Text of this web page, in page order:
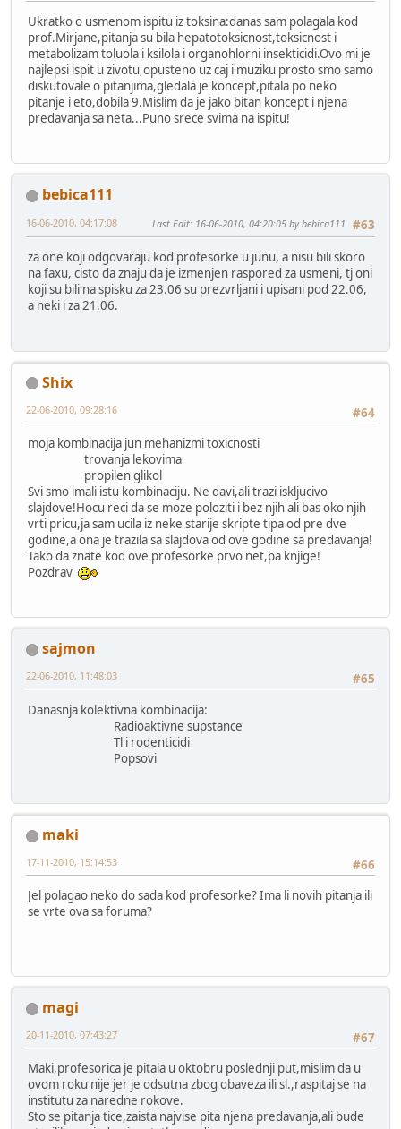
Ukratko o usmenom ispitu iz toksina:danas sam polagala kod
prof.Mirjane,pitanja su bila hepatotoksicnost,toksicnost i
metabolizam toluola i ksilola i organohlorni insekticidi.Ovo mi je
najlepsi ispit u zivotu,opusteno uz caj i muziku prosto smo samo
diskutovale o pitanjima,gledala je koncept,pitala po neko
pitanje i eto,dobila 9.Mislim da je jako bitan koncept i njena
predavanja sa neta...Puno srece svima na ispitu!
bebica111
#63
16-06-2010, 04:17:08 Last Edit: 16-06-2010, 04:20:05 by bebica111
za one koji odgovaraju kod profesorke u junu, a nisu bili skoro
na faxu, cisto da znaju da je izmenjen raspored za usmeni, tj oni
koji su bili na spisku za 23.06 su prezvrljani i upisani pod 22.06,
a neki i za 21.06.
Shix
#64
22-06-2010, 09:28:16
moja kombinacija jun mehanizmi toxicnosti
trovanja lekovima
propilen glikol
Svi smo imali istu kombinaciju. Ne davi,ali trazi iskljucivo
slajdove!Hocu reci da se moze poloziti i bez njih ali bas oko njih
vrti pricu,ja sam ucila iz neke starije skripte tipa od pre dve
godine,a ona je trazila sa slajdova od ove godine sa predavanja!
Tako da znate kod ove profesorke prvo net,pa knjige!
Pozdrav
sajmon
#65
22-06-2010, 11:48:03
Danasnja kolektivna kombinacija:
Radioaktivne supstance
Tl i rodenticidi
Popsovi
maki
#66
17-11-2010, 15:14:53
Jel polagao neko do sada kod profesorke? Ima li novih pitanja ili
se vrte ova sa foruma?
magi
#67
20-11-2010, 07:43:27
Maki,profesorica je pitala u oktobru poslednji put,mislim da u
ovom roku nije jer je odsutna zbog obaveza ili sl.,raspitaj se na
institutu za naredne rokove.
Sto se pitanja tice,zaista najvise pita njena predavanja,ali bude